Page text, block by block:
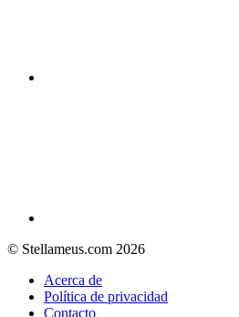
© Stellameus.com 2026
Acerca de
Política de privacidad
Contacto